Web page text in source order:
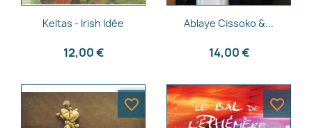
Aperçu rapide
Keltas - Irish Idée
12,00 €
Aperçu rapide
Ablaye Cissoko &...
14,00 €
favorite_border favorite_border